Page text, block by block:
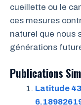
cueillette ou le
ces mesures
naturel que nous
générations
Publications
Latitude